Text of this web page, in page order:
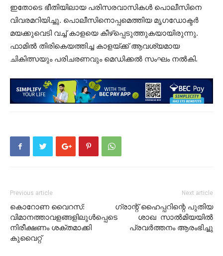
ഇതോടെ ഭീതിയിലായ പരിസരവാസികൾ പൊലീസിനെ
വിവരമറിയിച്ചു. പൊലീസിനൊപ്പമെത്തിയ മൃഗഡോക്ടർ
‌മയക്കുവെടി വച്ച് കാളയെ കീഴ്പ്പെടുത്തുകയായിരുന്നു.
ഫാമിൽ തിരികെയത്തിച്ച കാളയ്ക്ക് ആവശ്യമായ
ചികിത്സയും പരിചരണവും മെഡിക്കൽ സംഘം നൽകി.
Previous article
കൊറോണ വൈറസ്:
വിമാനത്താവളങ്ങളിലുൾപ്പെടെ
നിരീക്ഷണം ശക്തമാക്കി
കുവൈറ്റ്
Next article
ഗ്രാന്റ്‌ ഹൈപ്പറിന്റെ പുതിയ
ശാഖ സാൽമിയയിൽ
പ്രവർത്തനം ആരംഭിച്ചു